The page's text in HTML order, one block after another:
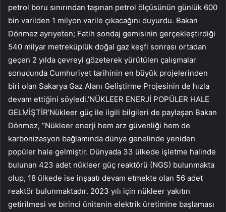
petrol boru sınırından taşınan petrol ölçüsünün günlük 600
bin varilden 1 milyon varile çıkacağını duyurdu. Bakan
Dönmez ayrıyeten; Fatih sondaj gemisinin gerçekleştirdiği
540 milyar metreküplük doğal gaz keşfi sonrası ortadan
geçen 2 yılda çevreyi gözeterek yürütülen çalışmalar
sonucunda Cumhuriyet tarihinin en büyük projelerinden
biri olan Sakarya Gaz Alanı Geliştirme Projesinin de hızla
devam ettiğini söyledi.’NÜKLEER ENERJİ POPÜLER HALE
GELMİŞTİR’Nükleer güç ile ilgili bilgileri de paylaşan Bakan
Dönmez, “Nükleer enerji hem arz güvenliği hem de
karbonizasyon bağlamında dünya genelinde yeniden
popüler hale gelmiştir. Dünyada 33 ülkede işletme halinde
bulunan 423 adet nükleer güç reaktörü (NGS) bulunmakta
olup, 18 ülkede ise inşaatı devam etmekte olan 56 adet
reaktör bulunmaktadır. 2023 yılı için nükleer yakıtın
getirilmesi ve birinci ünitenin elektrik üretimine başlaması